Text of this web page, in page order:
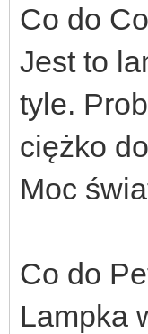
Co do
Jest to
tyle.
ciężko
Moc
Co do
Lampka